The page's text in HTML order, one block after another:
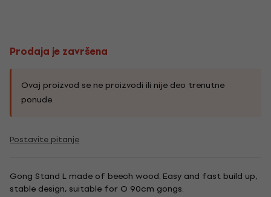
Prodaja je završena
Ovaj proizvod se ne proizvodi ili nije deo trenutne
ponude.
Postavite pitanje
Gong Stand L made of beech wood. Easy and fast build up,
stable design, suitable for O 90cm gongs.